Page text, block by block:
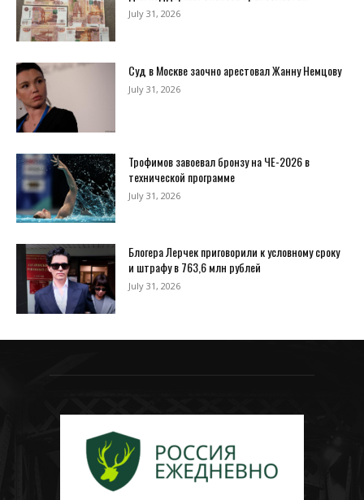
July 31, 2026
Суд в Москве заочно арестовал Жанну Немцову
July 31, 2026
Трофимов завоевал бронзу на ЧЕ-2026 в
технической программе
July 31, 2026
Блогера Лерчек приговорили к условному сроку
и штрафу в 763,6 млн рублей
July 31, 2026